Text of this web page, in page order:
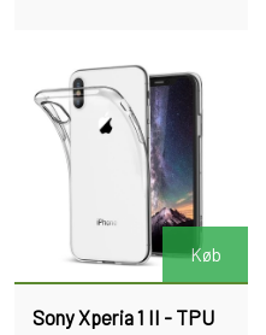
Køb
Sony Xperia 1 II - TPU